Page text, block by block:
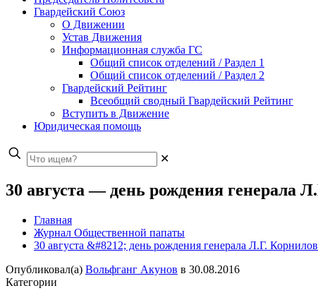
Гвардейский Союз
О Движении
Устав Движения
Информационная служба ГС
Общий список отделений / Раздел 1
Общий список отделений / Раздел 2
Гвардейский Рейтинг
Всеобщий сводный Гвардейский Рейтинг
Вступить в Движение
Юридическая помощь
✕
30 августа — день рождения генерала
Главная
Журнал Общественной папаты
30 августа &#8212; день рождения генерала Л.Г.
Опубликовал(а) Вольфганг Акунов в 30.08.2016
Категории